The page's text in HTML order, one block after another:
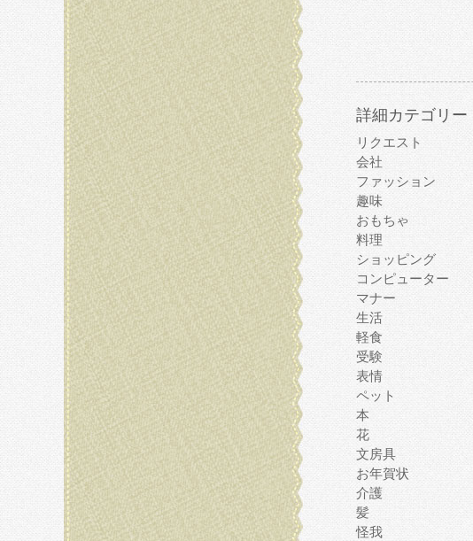
詳細カテゴリー
リクエスト
会社
ファッション
趣味
おもちゃ
料理
ショッピング
コンピューター
マナー
生活
軽食
受験
表情
ペット
本
花
文房具
お年賀状
介護
髪
怪我